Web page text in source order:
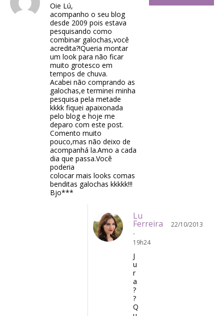
Oie Lú,
acompanho o seu blog
desde 2009 pois estava
pesquisando como
combinar galochas,você
acredita?!Queria montar
um look para não ficar
muito grotesco em
tempos de chuva.
Acabei não comprando as
galochas,e terminei minha
pesquisa pela metade
kkkk fiquei apaixonada
pelo blog e hoje me
deparo com este post.
Comento muito
pouco,mas não deixo de
acompanhá la.Amo a cada
dia que passa.Você
poderia
colocar mais looks comas
benditas galochas kkkkk!!!
Bjo***
Lu
Ferreira
22/10/2013
-
19h24
J
u
r
a
?
?
Q